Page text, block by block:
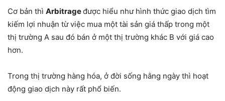
Cơ bản thì Arbitrageđược hiểu như hình thức giao dịch tìm
kiếm lợi nhuận từ việc mua một tài sản giá thấp trong một
thị trường A sau đó bán ở một thị trường khác B với giá cao
hơn.
Trong thị trường hàng hóa, ở đời sống hằng ngày thì hoạt
động giao dịch này rất phổ biến.